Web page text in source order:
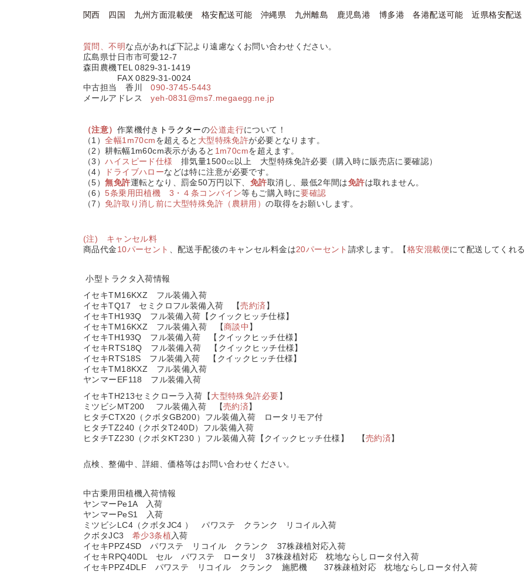
関西 四国 九州方面混載便 格安配送可能 沖縄県 九州離島 鹿児島港 博多港 各港配送可能 近県格安配送
質問、不明な点があれば下記より遠慮なくお問い合わせください。
広島県廿日市市可愛12-7
森田農機TEL 0829-31-1419
FAX 0829-31-0024
中古担当 香川
090-3745-5443
メールアドレスyeh-0831@ms7.megaegg.ne.jp
（注意） 作業機付き トラクターの公道走行について！
（1）全幅1m70cmを超えると 大型特殊免許が必要となります。
（2）耕転幅1m60cm表示があると 1m70cmを超えます。
（3）ハイスピード仕様 排気量1500㏄以上 大型特殊免許必要 （購入時に販売店に要確認）
（4）
ドライブハローなどは特に注意が必要です。
（5）無免許運転となり、罰金50万円以下、 免許取消し、最低2年間は免許は取れません。
（6）5条乗用田植機 3・４条コンバイン等もご購入時に要確認
（7）免許取り消し前に 大型特殊免許（農耕用）の取得をお願いします。
(注) キャンセル料
商品代金10パーセント 、配送手配後のキャンセル料金は20パーセント 請求します。【格安混載便にて配送してくれる
小型トラクタ入荷情報
イセキTM16KXZ フル装備入荷
イセキTQ17 セミクロフル装備入荷 【売約済 】
イセキTH193Q フル装備入荷【クイックヒッチ仕様】
イセキTM16KXZ フル装備入荷 【商談中 】
イセキTH193Q フル装備入荷 【クイックヒッチ仕様】
イセキRTS18Q フル装備入荷 【クイックヒッチ仕様】
イセキRTS18S フル装備入荷 【クイックヒッチ仕様】
イセキTM18KXZ フル装備入荷
ヤンマーEF118 フル装備入荷
イセキTH213セミクローラ入荷【大型特殊免許必要】
ミツビシMT200 フル装備入荷 【売約済】
ヒタチCTX20（クボタGB200）フル装備入荷 ロータリモア付
ヒタチTZ240（クボタT240D）フル装備入荷
ヒタチTZ230（クボタKT230 ）フル装備入荷【クイックヒッチ仕様】 【売約済】
点検、整備中、詳細、価格等はお問い合わせください。
中古乗用田植機入荷情報
ヤンマーPe1A 入荷
ヤンマーPeS1 入荷
ミツビシLC4（クボタJC4 ） パワステ クランク リコイル入荷
クボタJC3 希少3条植 入荷
イセキPPZ4SD パワステ リコイル クランク 37株疎植対応入荷
イセキRPQ40DL セル パワステ ロータリ 37株疎植対応 枕地ならしロータ付入荷
イセキPPZ4DLF パワステ リコイル クランク 施肥機 37株疎植対応 枕地ならしロータ付入荷